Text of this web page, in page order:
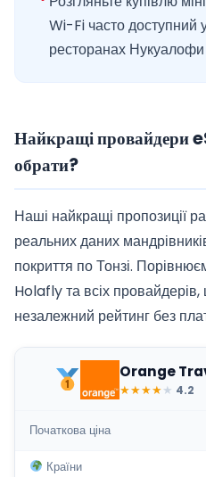
Wi-Fi часто доступний
ресторанах Нукуалофи
Найкращі провайдери
обрати?
Наші найкращі пропозиції
реальних даних
покриття по Тонзі.
Holafly та всіх
незалежний рейтинг без
Orange
★★★★★ 4.2
Початкова ціна
Країни